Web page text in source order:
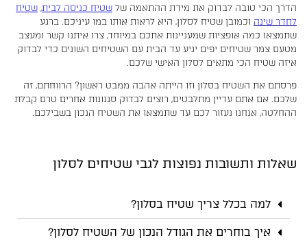
הדרך הכי טובה לבדוק את מידת ההתאמה של שטיח כניסה לבית, שטיח
לחדר שינה וכמובן שטיח לסלון, היא לראות אותו במו עיניכם. ברגע
שתמצאו כמה אופציות שמעניינות אתכם במיוחד, צרו איתנו קשר ומעצב
מטעם צמר שטיחים יפים יגיע עד הבית עם השטיחים השונים כדי לבדוק
איזה שטיח הכי מתאים לסלון האישי שלכם.
פרסתם את השטיח בסלון וזו הייתה אהבה ממבט ראשון? הרווחתם, זה
שלכם. אם אתם עדיין מתלבטים, רוצים לבדוק סגנונות אחרים טרם קבלת
ההחלטה, אנחנו נעזור לכם עד שתמצאו את השטיח הנכון בשבילכם.
שאלות ותשובות נפוצות לגבי שטיחים לסלון
למה בכלל צריך שטיח בסלון?
איך בוחרים את הגודל הנכון של השטיח לסלון?